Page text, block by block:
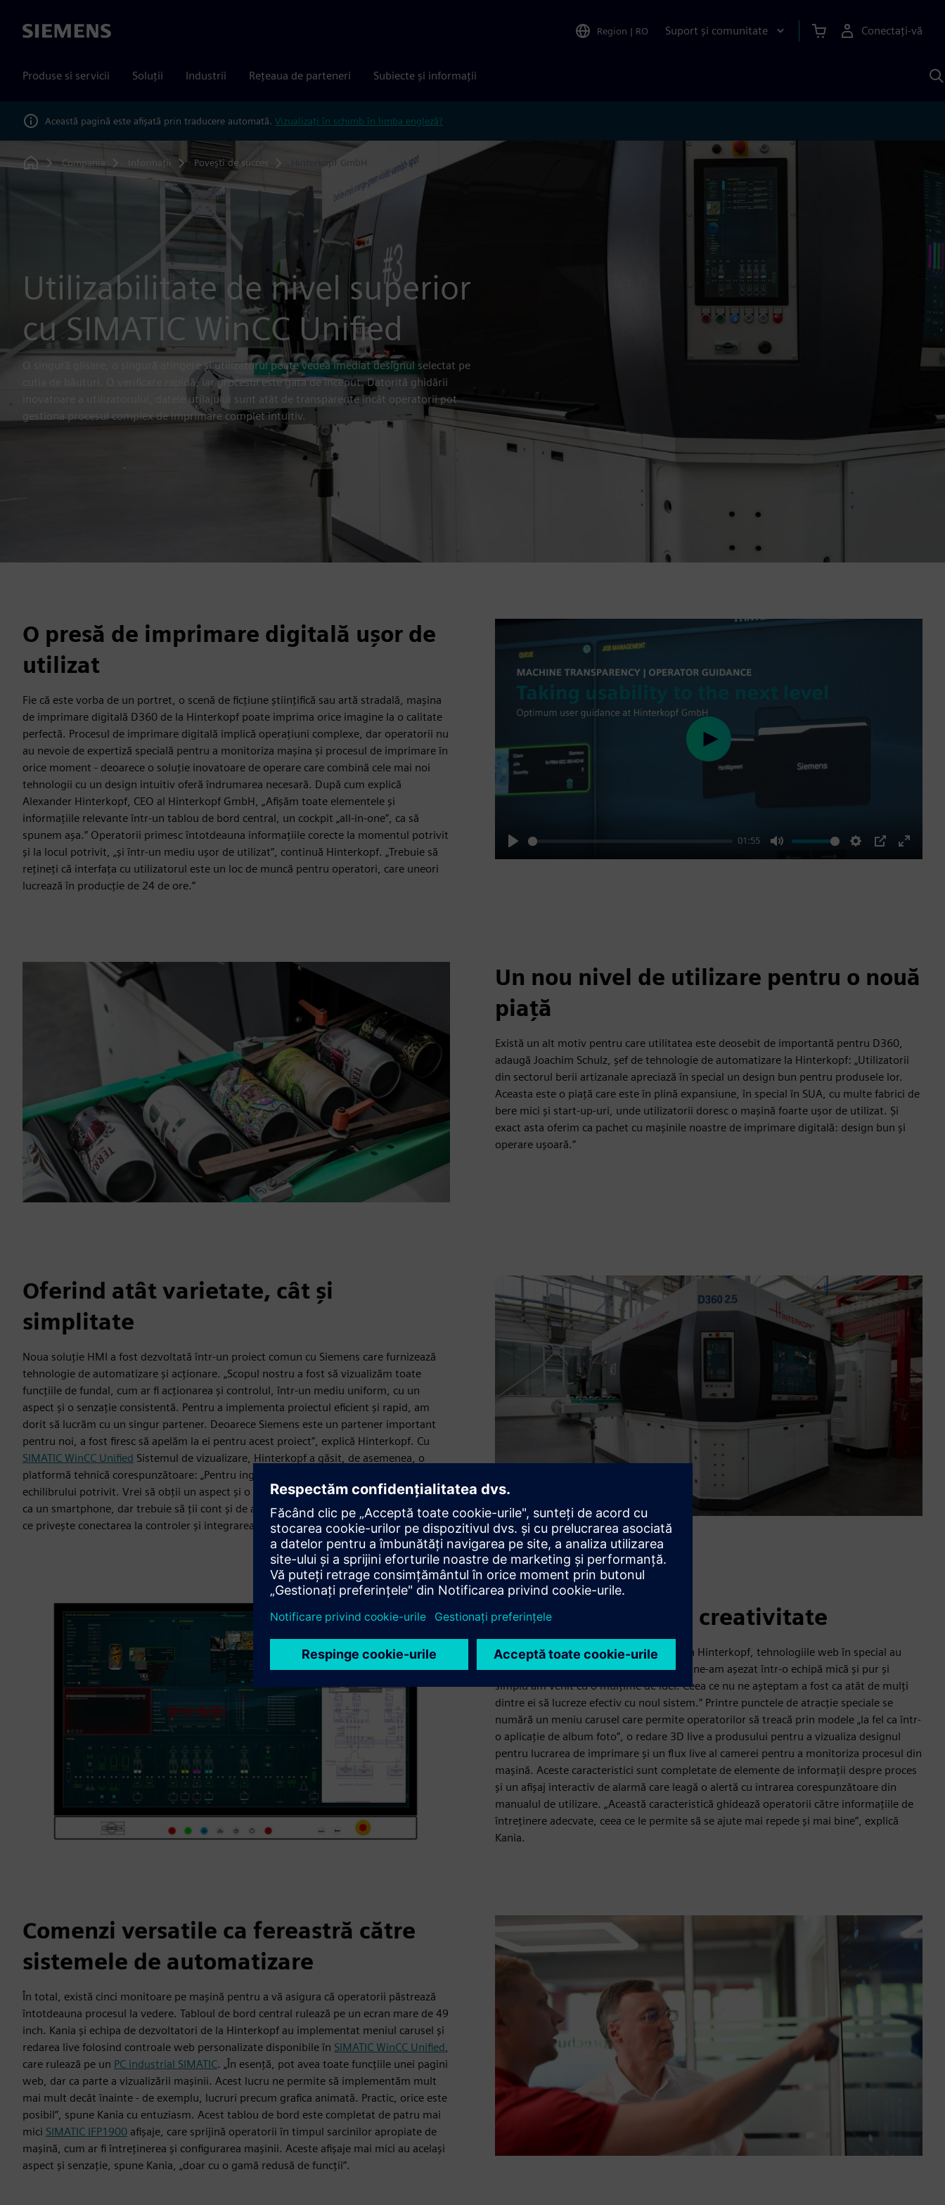
Siemens Region | RO Suport și comunitate Conectați-vă
Produse si servicii Soluții Industrii Rețeaua de parteneri Subiecte și informații
Această pagină este afișată prin traducere automată. Vizualizați în schimb în limba engleză?
Home
Compania Informații Povești de succes Hinterkopf GmbH
Utilizabilitate de nivel superior
cu SIMATIC WinCC Unified
O singură glisare, o singură atingere și utilizatorul poate vedea imediat designul selectat pe
cutia de băuturi. O verificare rapidă, iar procesul este gata de început. Datorită ghidării
inovatoare a utilizatorului, datele utilajului sunt atât de transparente încât operatorii pot
gestiona procesul complex de imprimare complet intuitiv.
O presă de imprimare digitală ușor de
utilizat
Fie că este vorba de un portret, o scenă de ficțiune științifică sau artă stradală, mașina
de imprimare digitală D360 de la Hinterkopf poate imprima orice imagine la o calitate
perfectă. Procesul de imprimare digitală implică operațiuni complexe, dar operatorii nu
au nevoie de expertiză specială pentru a monitoriza mașina și procesul de imprimare în
orice moment - deoarece o soluție inovatoare de operare care combină cele mai noi
tehnologii cu un design intuitiv oferă îndrumarea necesară. După cum explică
Alexander Hinterkopf, CEO al Hinterkopf GmbH, „Afișăm toate elementele și
informațiile relevante într-un tablou de bord central, un cockpit „all-in-one”, ca să
spunem așa.” Operatorii primesc întotdeauna informațiile corecte la momentul potrivit
și la locul potrivit, „și într-un mediu ușor de utilizat”, continuă Hinterkopf. „Trebuie să
rețineți că interfața cu utilizatorul este un loc de muncă pentru operatori, care uneori
lucrează în producție de 24 de ore.”
Play
01:55
Mute Settings
PIP
Enter
Play
Un nou nivel de utilizare pentru o nouă
piață
Există un alt motiv pentru care utilitatea este deosebit de importantă pentru D360,
adaugă Joachim Schulz, șef de tehnologie de automatizare la Hinterkopf: „Utilizatorii
din sectorul berii artizanale apreciază în special un design bun pentru produsele lor.
Aceasta este o piață care este în plină expansiune, în special în SUA, cu multe fabrici de
bere mici și start-up-uri, unde utilizatorii doresc o mașină foarte ușor de utilizat. Și
exact asta oferim ca pachet cu mașinile noastre de imprimare digitală: design bun și
operare ușoară.”
Oferind atât varietate, cât și
simplitate
Noua soluție HMI a fost dezvoltată într-un proiect comun cu Siemens care furnizează
tehnologie de automatizare și acționare. „Scopul nostru a fost să vizualizăm toate
funcțiile de fundal, cum ar fi acționarea și controlul, într-un mediu uniform, cu un
aspect și o senzație consistentă. Pentru a implementa proiectul eficient și rapid, am
dorit să lucrăm cu un singur partener. Deoarece Siemens este un partener important
pentru noi, a fost firesc să apelăm la ei pentru acest proiect”, explică Hinterkopf. Cu
SIMATIC WinCC Unified Sistemul de vizualizare, Hinterkopf a găsit, de asemenea, o
platformă tehnică corespunzătoare: „Pentru inginerii software, provocarea este găsirea
echilibrului potrivit. Vrei să obții un aspect și o senzație convingătoare cu utilizabilitate
ca un smartphone, dar trebuie să ții cont și de a oferi funcționalitatea necesară în ceea
ce privește conectarea la controler și integrarea în mediul de automatizare.”
Fără limite pentru creativitate
Pentru Ludwig Kania, inginer software la Hinterkopf, tehnologiile web în special au
făcut proiectul atât de unic: „La început, ne-am așezat într-o echipă mică și pur și
simplu am venit cu o mulțime de idei. Ceea ce nu ne așteptam a fost ca atât de mulți
dintre ei să lucreze efectiv cu noul sistem.” Printre punctele de atracție speciale se
numără un meniu carusel care permite operatorilor să treacă prin modele „la fel ca într-
o aplicație de album foto”, o redare 3D live a produsului pentru a vizualiza designul
pentru lucrarea de imprimare și un flux live al camerei pentru a monitoriza procesul din
mașină. Aceste caracteristici sunt completate de elemente de informații despre proces
și un afișaj interactiv de alarmă care leagă o alertă cu intrarea corespunzătoare din
manualul de utilizare. „Această caracteristică ghidează operatorii către informațiile de
întreținere adecvate, ceea ce le permite să se ajute mai repede și mai bine”, explică
Kania.
Comenzi versatile ca fereastră către
sistemele de automatizare
În total, există cinci monitoare pe mașină pentru a vă asigura că operatorii păstrează
întotdeauna procesul la vedere. Tabloul de bord central rulează pe un ecran mare de 49
inch. Kania și echipa de dezvoltatori de la Hinterkopf au implementat meniul carusel și
redarea live folosind controale web personalizate disponibile în SIMATIC WinCC Unified,
care rulează pe un PC industrial SIMATIC. „În esență, pot avea toate funcțiile unei pagini
web, dar ca parte a vizualizării mașinii. Acest lucru ne permite să implementăm mult
mai mult decât înainte - de exemplu, lucruri precum grafica animată. Practic, orice este
posibil”, spune Kania cu entuziasm. Acest tablou de bord este completat de patru mai
mici SIMATIC IFP1900 afișaje, care sprijină operatorii în timpul sarcinilor apropiate de
mașină, cum ar fi întreținerea și configurarea mașinii. Aceste afișaje mai mici au același
aspect și senzație, spune Kania, „doar cu o gamă redusă de funcții”.